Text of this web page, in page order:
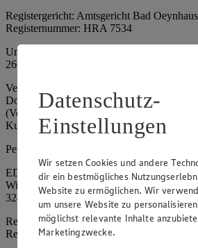
Registergericht: Amtsgericht Bad
Registernummer: HRA 7534
Umsatzsteuer-Identifikationsnummer gem.
266067317
Vertretungsberechtigte: Mark Rosenkranz
Dominique Klingsiek (Vorstandsmitglied),
(Vorstandsmitglied), Stephan Wohler
Kuhlmann (Aufsichtsratsvorsitzender)
Persönlich haftende Gesellschafterin:
EDEKA Minden-Hannover Holding
Wittelsbacherallee 61
32427 Minden
Registergericht: Amtsgericht Bad
Registernummer: HRB 4086
Datenschutz-
Einstellungen
Wir setzen Cookies und andere
dir ein bestmögliches
Website zu ermöglichen. Wir
um unsere Website zu
möglichst relevante Inhalte
Marketingzwecke.